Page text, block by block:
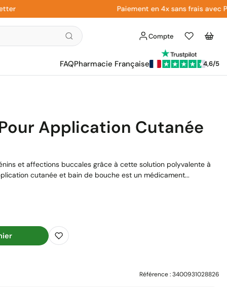
Paiement en 4x sans frais avec Paypal
Compte
Liste
d'envies
Panier
FAQPharmacie Française 4,6/5
Application Cutanée
et affections buccales grâce à cette solution polyvalente à
cutanée et bain de bouche est un médicament...
Référence :3400931028826